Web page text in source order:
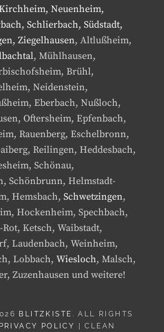
Neuenheim,
Schlierbach, Südstadt,
Ziegelhausen, Altlußheim,
, Mühlhausen,
Brühl,
Neidenstein,
Eberbach, Nußloch,
Oftersheim, Epfenbach,
Rauenberg, Eschelbronn,
Reilingen, Heddesbach,
Schönau,
Schönbrunn, Helmstadt-
Hemsbach, Schwetzingen,
Hockenheim, Spechbach,
Ketsch, Waibstadt,
Laudenbach, Weinheim,
Lobbach, Wiesloch, Malsch,
Zuzenhausen und weitere!
BLITZKISTE
. ALL RIGHTS
PRIVACY POLICY | CLEAN